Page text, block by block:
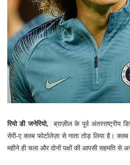
रियो डी जनेरियो, ब्राज़ील के पूर्व अंतरराष्ट्रीय
सेरी-ए क्लब फोर्टालेज़ा से नाता तोड़ लिया है।
महीने ही चला और दोनों पक्षों की आपसी सहमति से